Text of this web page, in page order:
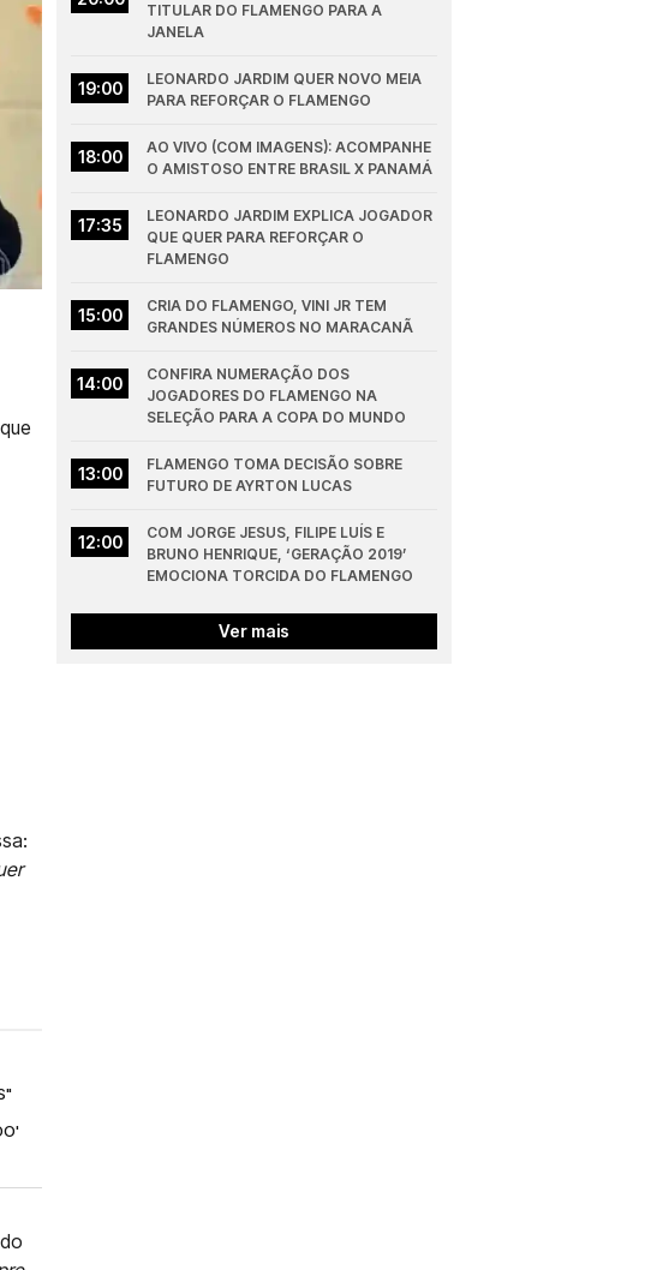
TITULAR DO FLAMENGO PARA A
JANELA
19:00
LEONARDO JARDIM QUER NOVO MEIA
PARA REFORÇAR O FLAMENGO
18:00
AO VIVO (COM IMAGENS): ACOMPANHE
O AMISTOSO ENTRE BRASIL X PANAMÁ
17:35
LEONARDO JARDIM EXPLICA JOGADOR
QUE QUER PARA REFORÇAR O
FLAMENGO
15:00
CRIA DO FLAMENGO, VINI JR TEM
GRANDES NÚMEROS NO MARACANÃ
14:00
CONFIRA NUMERAÇÃO DOS
JOGADORES DO FLAMENGO NA
SELEÇÃO PARA A COPA DO MUNDO
13:00
FLAMENGO TOMA DECISÃO SOBRE
FUTURO DE AYRTON LUCAS
12:00
COM JORGE JESUS, FILIPE LUÍS E
BRUNO HENRIQUE, ‘GERAÇÃO 2019’
EMOCIONA TORCIDA DO FLAMENGO
Ver mais